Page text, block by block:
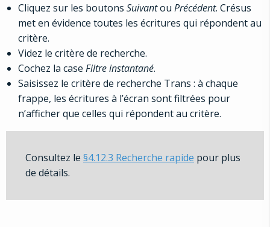
Cliquez sur les boutons Suivantou Précédent. Crésus
met en évidence toutes les écritures qui répondent au
critère.
Videz le critère de recherche.
Cochez la case Filtre instantané.
Saisissez le critère de recherche Trans : à chaque
frappe, les écritures à l’écran sont filtrées pour
n’afficher que celles qui répondent au critère.
Consultez le §4.12.3 Recherche rapide pour plus
de détails.